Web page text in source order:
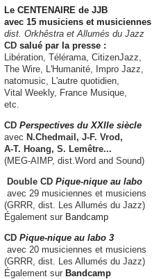
Le CENTENAIRE de JJB
avec 15 musiciens et musiciennes
dist. Orkhêstra et Allumés du Jazz
CD salué par la presse :
Libération, Télérama, CitizenJazz,
The Wire, L'Humanité, Impro Jazz,
natomusic, L'autre quotidien,
Vital Weekly, France Musique,
etc.
CD Perspectives du XXIIe siècle
avec N.Chedmail, J-F. Vrod,
A-T. Hoang, S. Lemêtre...
(MEG-AIMP, dist.Word and Sound)
Double CD Pique-nique au labo
avec 29 musiciennes et musiciens
(GRRR, dist. Les Allumés du Jazz)
Également sur Bandcamp
CD Pique-nique au labo 3
avec 20 musiciennes et musiciens
(GRRR, dist. Les Allumés du Jazz)
Également sur Bandcamp